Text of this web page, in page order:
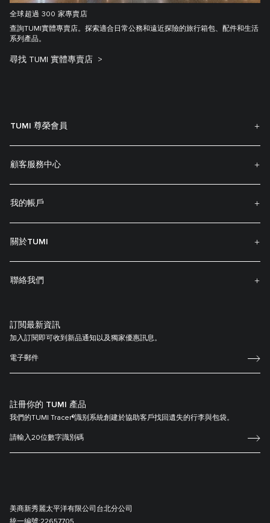
全球超過 300 家專賣店
查詢TUMI實體專賣店。探索適合日常公務和遠近探險的旅行箱包、配件和生活
系列產品。
尋找 TUMI 實體專賣店
TUMI 尊榮會員
顧客服務中心
我的帳戶
關於TUMI
聯絡我們
訂閲最新資訊
加入訂閱即可收到新品通知以及獨家優惠訊息。
註冊你的 TUMI 產品
我們的TUMI Tracer®識别系統創建於協助客戶找回遺失的行李與包袋。
美商新秀麗太平洋有限公司台北分公司